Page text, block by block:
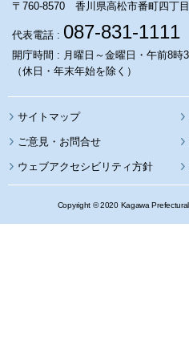
〒760-8570 香川県高松市番町四丁
代表電話 : 087-831-1111
開庁時間 : 月曜日～金曜日・午前8時
（休日・年末年始を除く）
サイトマップ
ウェブアクセシビリティ方針
Copyright © 2020 Kagawa